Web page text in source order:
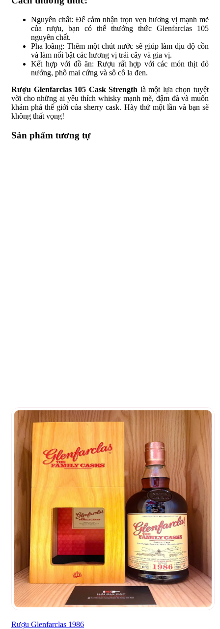
Nguyên chất: Để cảm nhận trọn vẹn hương vị mạnh mẽ
của rượu, bạn có thể thưởng thức Glenfarclas 105
nguyên chất.
Pha loãng: Thêm một chút nước sẽ giúp làm dịu độ cồn
và làm nổi bật các hương vị trái cây và gia vị.
Kết hợp với đồ ăn: Rượu rất hợp với các món thịt đỏ
nướng, phô mai cứng và sô cô la đen.
Rượu Glenfarclas 105 Cask Strength là một lựa chọn tuyệt
vời cho những ai yêu thích whisky mạnh mẽ, đậm đà và muốn
khám phá thế giới của sherry cask. Hãy thử một lần và bạn sẽ
không thất vọng!
Sản phẩm tương tự
Rượu Glenfarclas 1986